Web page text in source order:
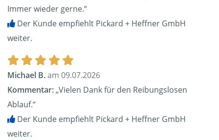
Immer wieder gerne.“
Der Kunde empfiehlt Pickard + Heffner GmbH
weiter.
Michael B.am 09.07.2026
Kommentar:„Vielen Dank für den Reibungslosen
Ablauf.“
Der Kunde empfiehlt Pickard + Heffner GmbH
weiter.